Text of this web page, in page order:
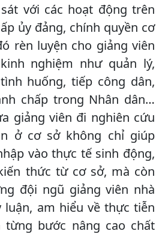
với các hoạt động trên
ủy đảng, chính quyền cơ
rèn luyện cho giảng viên
nghiệm như quản lý,
huống, tiếp công dân,
chấp trong Nhân dân…
giảng viên đi nghiên cứu
ở cơ sở không chỉ giúp
vào thực tế sinh động,
thức từ cơ sở, mà còn
đội ngũ giảng viên nhà
am hiểu về thực tiễn
bước nâng cao chất